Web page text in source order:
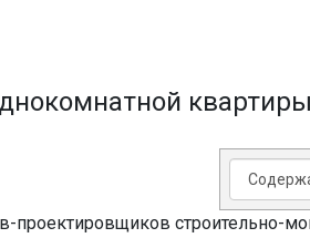
строительно-